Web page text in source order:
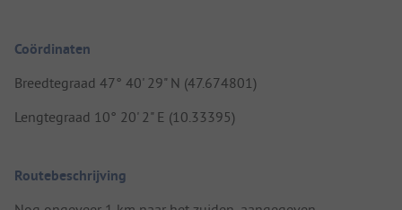
Coördinaten
Breedtegraad 47° 40' 29" N (47.674801)
Lengtegraad 10° 20' 2" E (10.33395)
Routebeschrijving